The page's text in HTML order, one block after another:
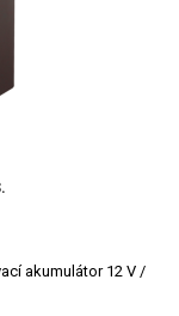
akumulátor 12 V /